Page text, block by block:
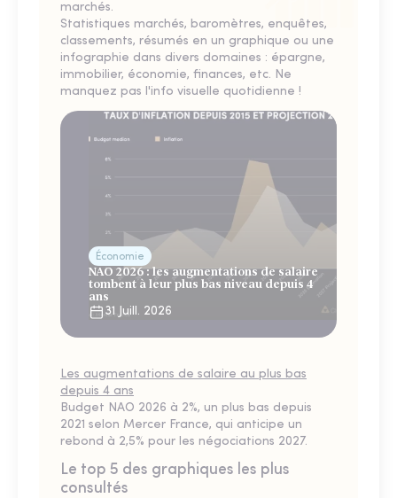
marchés.
Statistiques marchés, baromètres, enquêtes,
classements, résumés en un graphique ou une
infographie dans divers domaines : épargne,
immobilier, économie, finances, etc. Ne
manquez pas l'info visuelle quotidienne !
Économie
NAO 2026 : les augmentations de salaire
tombent à leur plus bas niveau depuis 4
ans
31 Juill. 2026
Les augmentations de salaire au plus bas
depuis 4 ans
Budget NAO 2026 à 2%, un plus bas depuis
2021 selon Mercer France, qui anticipe un
rebond à 2,5% pour les négociations 2027.
Le top 5 des graphiques les plus
consultés